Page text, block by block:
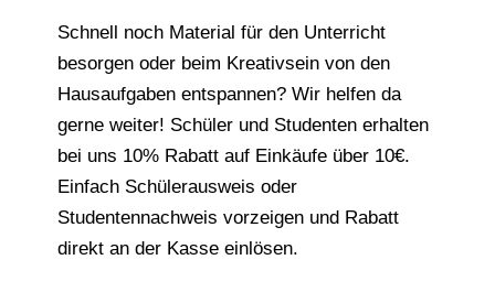
Schnell noch Material für den Unterricht
besorgen oder beim Kreativsein von den
Hausaufgaben entspannen? Wir helfen da
gerne weiter! Schüler und Studenten erhalten
bei uns 10% Rabatt auf Einkäufe über 10€.
Einfach Schülerausweis oder
Studentennachweis vorzeigen und Rabatt
direkt an der Kasse einlösen.